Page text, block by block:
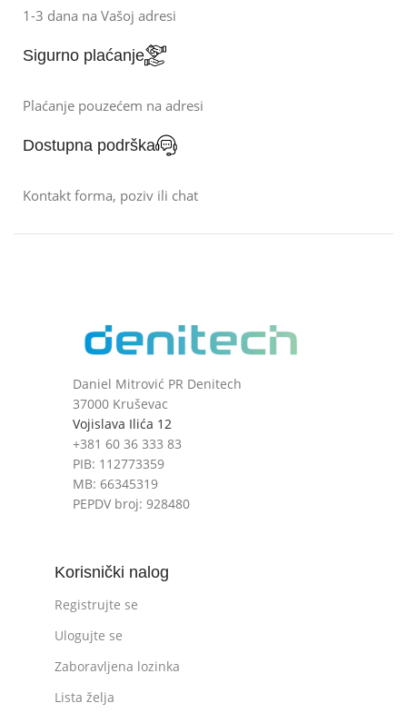
1-3 dana na Vašoj adresi
Sigurno plaćanje
Plaćanje pouzećem na adresi
Dostupna podrška
Kontakt forma, poziv ili chat
Daniel Mitrović PR Denitech
37000 Kruševac
Vojislava Ilića 12
+381 60 36 333 83
PIB: 112773359
MB: 66345319
PEPDV broj: 928480
Korisnički nalog
Registrujte se
Ulogujte se
Zaboravljena lozinka
Lista želja